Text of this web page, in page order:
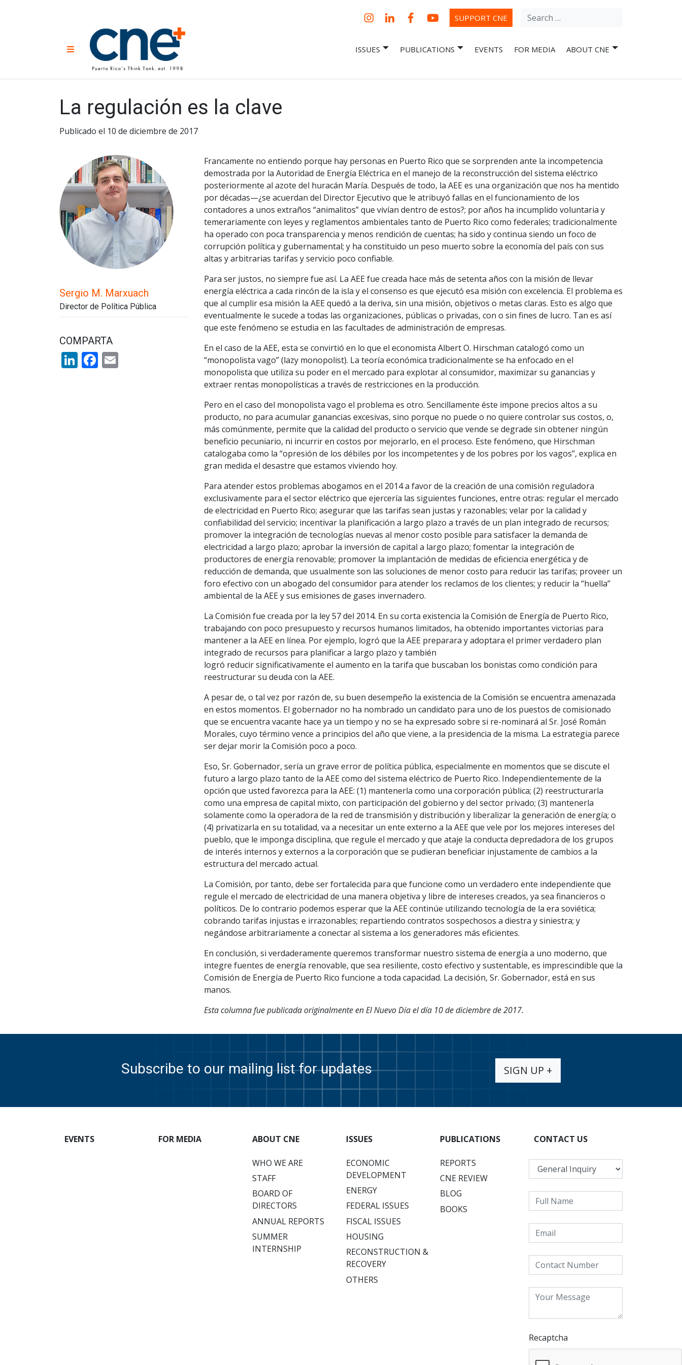
Instagram
LinkedInFacebookYouTubeSUPPORT CNE
Search
Una Nueva
for a New Economy
ISSUES PUBLICATIONS EVENTS FOR MEDIA ABOUT CNE
La regulación es la clave
Publicado el 10 de diciembre de 2017
Sergio M. Marxuach
Director de Política Pública
COMPARTA
LinkedIn
Facebook
Francamente no entiendo porque hay personas en Puerto Rico que se sorprenden ante la incompetencia
demostrada por la Autoridad de Energía Eléctrica en el manejo de la reconstrucción del sistema eléctrico
posteriormente al azote del huracán María. Después de todo, la AEE es una organización que nos ha mentido
por décadas—¿se acuerdan del Director Ejecutivo que le atribuyó fallas en el funcionamiento de los
contadores a unos extraños “animalitos” que vivían dentro de estos?; por años ha incumplido voluntaria y
temerariamente con leyes y reglamentos ambientales tanto de Puerto Rico como federales; tradicionalmente
ha operado con poca transparencia y menos rendición de cuentas; ha sido y continua siendo un foco de
corrupción política y gubernamental; y ha constituido un peso muerto sobre la economía del país con sus
altas y arbitrarias tarifas y servicio poco confiable.
Para ser justos, no siempre fue así. La AEE fue creada hace más de setenta años con la misión de llevar
energía eléctrica a cada rincón de la isla y el consenso es que ejecutó esa misión con excelencia. El problema es
que al cumplir esa misión la AEE quedó a la deriva, sin una misión, objetivos o metas claras. Esto es algo que
eventualmente le sucede a todas las organizaciones, públicas o privadas, con o sin fines de lucro. Tan es así
que este fenómeno se estudia en las facultades de administración de empresas.
En el caso de la AEE, esta se convirtió en lo que el economista Albert O. Hirschman catalogó como un
“monopolista vago” (lazy monopolist). La teoría económica tradicionalmente se ha enfocado en el
monopolista que utiliza su poder en el mercado para explotar al consumidor, maximizar su ganancias y
extraer rentas monopolísticas a través de restricciones en la producción.
Pero en el caso del monopolista vago el problema es otro. Sencillamente éste impone precios altos a su
producto, no para acumular ganancias excesivas, sino porque no puede o no quiere controlar sus costos, o,
más comúnmente, permite que la calidad del producto o servicio que vende se degrade sin obtener ningún
beneficio pecuniario, ni incurrir en costos por mejorarlo, en el proceso. Este fenómeno, que Hirschman
catalogaba como la “opresión de los débiles por los incompetentes y de los pobres por los vagos”, explica en
gran medida el desastre que estamos viviendo hoy.
Para atender estos problemas abogamos en el 2014 a favor de la creación de una comisión reguladora
exclusivamente para el sector eléctrico que ejercería las siguientes funciones, entre otras: regular el mercado
de electricidad en Puerto Rico; asegurar que las tarifas sean justas y razonables; velar por la calidad y
confiabilidad del servicio; incentivar la planificación a largo plazo a través de un plan integrado de recursos;
promover la integración de tecnologías nuevas al menor costo posible para satisfacer la demanda de
electricidad a largo plazo; aprobar la inversión de capital a largo plazo; fomentar la integración de
productores de energía renovable; promover la implantación de medidas de eficiencia energética y de
reducción de demanda, que usualmente son las soluciones de menor costo para reducir las tarifas; proveer un
foro efectivo con un abogado del consumidor para atender los reclamos de los clientes; y reducir la “huella”
ambiental de la AEE y sus emisiones de gases invernadero.
La Comisión fue creada por la ley 57 del 2014. En su corta existencia la Comisión de Energía de Puerto Rico,
trabajando con poco presupuesto y recursos humanos limitados, ha obtenido importantes victorias para
mantener a la AEE en línea. Por ejemplo, logró que la AEE preparara y adoptara el primer verdadero plan
integrado de recursos para planificar a largo plazo y también
logró reducir significativamente el aumento en la tarifa que buscaban los bonistas como condición para
reestructurar su deuda con la AEE.
A pesar de, o tal vez por razón de, su buen desempeño la existencia de la Comisión se encuentra amenazada
en estos momentos. El gobernador no ha nombrado un candidato para uno de los puestos de comisionado
que se encuentra vacante hace ya un tiempo y no se ha expresado sobre si re-nominará al Sr. José Román
Morales, cuyo término vence a principios del año que viene, a la presidencia de la misma. La estrategia parece
ser dejar morir la Comisión poco a poco.
Eso, Sr. Gobernador, sería un grave error de política pública, especialmente en momentos que se discute el
futuro a largo plazo tanto de la AEE como del sistema eléctrico de Puerto Rico. Independientemente de la
opción que usted favorezca para la AEE: (1) mantenerla como una corporación pública; (2) reestructurarla
como una empresa de capital mixto, con participación del gobierno y del sector privado; (3) mantenerla
solamente como la operadora de la red de transmisión y distribución y liberalizar la generación de energía; o
(4) privatizarla en su totalidad, va a necesitar un ente externo a la AEE que vele por los mejores intereses del
pueblo, que le imponga disciplina, que regule el mercado y que ataje la conducta depredadora de los grupos
de interés internos y externos a la corporación que se pudieran beneficiar injustamente de cambios a la
estructura del mercado actual.
La Comisión, por tanto, debe ser fortalecida para que funcione como un verdadero ente independiente que
regule el mercado de electricidad de una manera objetiva y libre de intereses creados, ya sea financieros o
políticos. De lo contrario podemos esperar que la AEE continúe utilizando tecnología de la era soviética;
cobrando tarifas injustas e irrazonables; repartiendo contratos sospechosos a diestra y siniestra; y
negándose arbitrariamente a conectar al sistema a los generadores más eficientes.
En conclusión, si verdaderamente queremos transformar nuestro sistema de energía a uno moderno, que
integre fuentes de energía renovable, que sea resiliente, costo efectivo y sustentable, es imprescindible que la
Comisión de Energía de Puerto Rico funcione a toda capacidad. La decisión, Sr. Gobernador, está en sus
manos.
Esta columna fue publicada originalmente en El Nuevo Día el día 10 de diciembre de 2017.
Subscribe to our mailing list for updates SIGN UP +
EVENTS FOR MEDIA ABOUT CNE
WHO WE ARE
STAFF
BOARD OF
DIRECTORS
ANNUAL REPORTS
SUMMER
INTERNSHIP
ISSUES
ECONOMIC
DEVELOPMENT
ENERGY
FEDERAL ISSUES
FISCAL ISSUES
HOUSING
RECONSTRUCTION &
RECOVERY
OTHERS
PUBLICATIONS
REPORTS
CNE REVIEW
BLOG
BOOKS
CONTACT US
Recaptcha